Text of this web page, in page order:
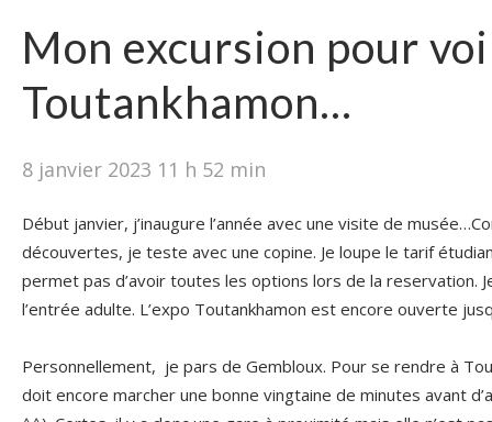
Mon excursion pour
Toutankhamon…
8 janvier 2023 11 h 52 min
Début janvier, j’inaugure l’année avec une visite de
découvertes, je teste avec une copine. Je loupe le tarif
permet pas d’avoir toutes les options lors de la reservation.
l’entrée adulte. L’expo Toutankhamon est encore ouverte
Personnellement, je pars de Gembloux. Pour se rendre à
doit encore marcher une bonne vingtaine de minutes avant